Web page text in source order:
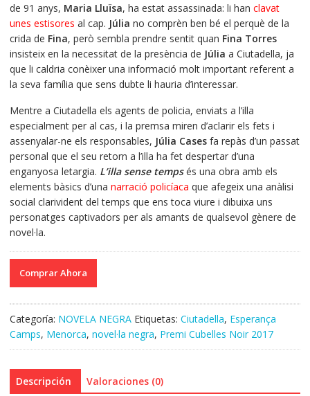
de 91 anys, Maria Lluïsa, ha estat assassinada: li han clavat
unes estisores al cap. Júlia no comprèn ben bé el perquè de la
crida de Fina, però sembla prendre sentit quan Fina Torres
insisteix en la necessitat de la presència de Júlia a Ciutadella, ja
que li caldria conèixer una informació molt important referent a
la seva família que sens dubte li hauria d’interessar.
Mentre a Ciutadella els agents de policia, enviats a l’illa
especialment per al cas, i la premsa miren d’aclarir els fets i
assenyalar-ne els responsables, Júlia Casesfa repàs d’un passat
personal que el seu retorn a l’illa ha fet despertar d’una
enganyosa letargia. L’illa sense tempsés una obra amb els
elements bàsics d’una narració policíaca que afegeix una anàlisi
social clarivident del temps que ens toca viure i dibuixa uns
personatges captivadors per als amants de qualsevol gènere de
novel·la.
Comprar Ahora
Categoría: NOVELA NEGRA Etiquetas: Ciutadella, Esperança
Camps, Menorca, novel·la negra, Premi Cubelles Noir 2017
Descripción Valoraciones (0)